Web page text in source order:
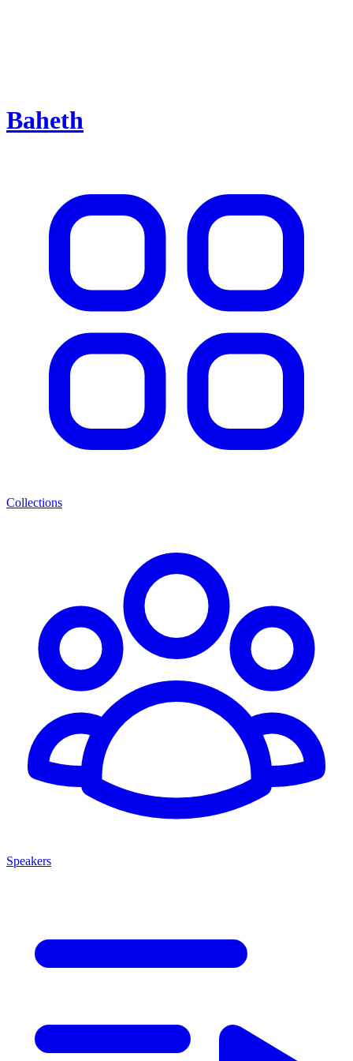
Baheth
Collections
Speakers